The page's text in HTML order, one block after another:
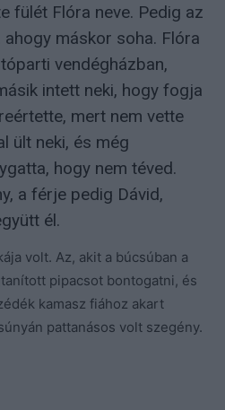
fülét Flóra neve. Pedig az
máskor soha. Flóra
vendégházban,
intett neki, hogy fogja
mert nem vette
ült neki, és még
hogy nem téved.
a férje pedig Dávid,
él.
volt. Az, akit a búcsúban a
pipacsot bontogatni, és
kamasz fiához akart
pattanásos volt szegény.